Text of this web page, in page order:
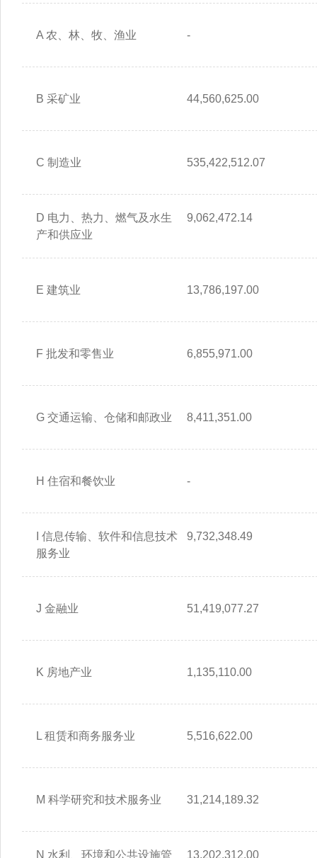
A 农、林、牧、渔业 -
B 采矿业 44,560,625.00
C 制造业 535,422,512.07
D 电力、热力、燃气及水生
产和供应业
9,062,472.14
E 建筑业 13,786,197.00
F 批发和零售业 6,855,971.00
G 交通运输、仓储和邮政业 8,411,351.00
H 住宿和餐饮业 -
I 信息传输、软件和信息技术
服务业
9,732,348.49
J 金融业 51,419,077.27
K 房地产业 1,135,110.00
L 租赁和商务服务业 5,516,622.00
M 科学研究和技术服务业 31,214,189.32
N 水利、环境和公共设施管 13,202,312.00